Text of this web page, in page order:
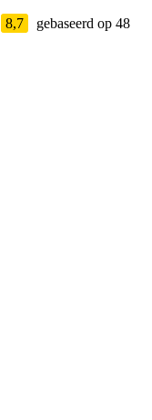
8,7
gebaseerd op 48